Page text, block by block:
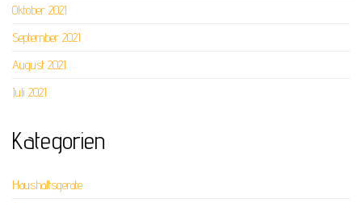
Oktober 2021
September 2021
August 2021
Juli 2021
Kategorien
Haushaltsgeräte